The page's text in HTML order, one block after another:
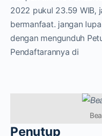
2022 pukul 23.59 WIB,
bermanfaat. jangan
dengan mengunduh
Pendaftarannya di
Penutup